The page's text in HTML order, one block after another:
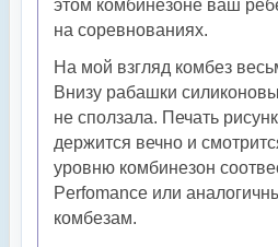
этом комбинезоне ваш
на соревнованиях.
На мой взгляд комбез
Внизу рабашки
не сползала. Печать
держится вечно и
уровню комбинезон
Perfomance или
комбезам.